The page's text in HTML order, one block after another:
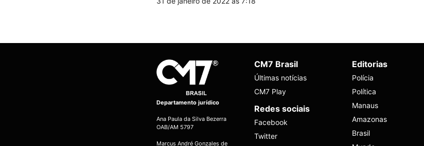
Departamento jurídico
Ana Paula da Silva Bezerra
OAB/AM 5797
Marcus André Gonzales de
CM7 Brasil
Últimas notícias
CM7 Play
Redes sociais
Facebook
Twitter
Editorias
Polícia
Política
Manaus
Amazonas
Brasil